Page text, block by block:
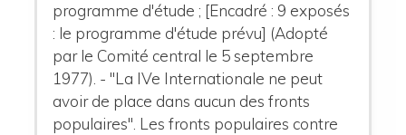
programme d'étude ; [Encadré : 9 exposés
: le programme d'étude prévu] (Adopté
par le Comité central le 5 septembre
1977). - "La IVe Internationale ne peut
avoir de place dans aucun des fronts
populaires". Les fronts populaires contre